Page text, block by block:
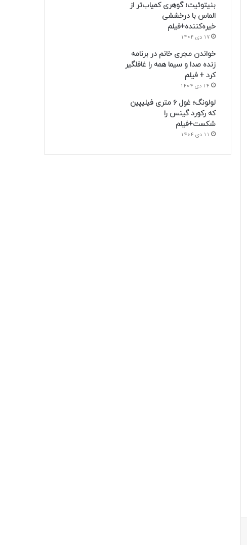
بنیتوئیت؛ گوهری کمیاب‌تر از
الماس با درخششی
خیره‌کننده+فیلم
17 دی 1404
خواندن مجری خانم در برنامه
زنده صدا و سیما همه را غافلگیر
کرد + فیلم
14 دی 1404
لولونگ؛ غول ۶ متری فیلیپین
که رکورد گینس را
شکست+فیلم
11 دی 1404